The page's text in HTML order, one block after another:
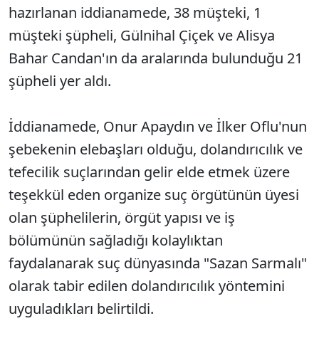
hazırlanan iddianamede, 38 müşteki, 1
müşteki şüpheli, Gülnihal Çiçek ve Alisya
Bahar Candan'ın da aralarında bulunduğu 21
şüpheli yer aldı.
İddianamede, Onur Apaydın ve İlker Oflu'nun
şebekenin elebaşları olduğu, dolandırıcılık ve
tefecilik suçlarından gelir elde etmek üzere
teşekkül eden organize suç örgütünün üyesi
olan şüphelilerin, örgüt yapısı ve iş
bölümünün sağladığı kolaylıktan
faydalanarak suç dünyasında "Sazan Sarmalı"
olarak tabir edilen dolandırıcılık yöntemini
uyguladıkları belirtildi.